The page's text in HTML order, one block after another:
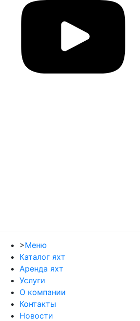
>Меню
Каталог яхт
Аренда яхт
Услуги
О компании
Контакты
Новости